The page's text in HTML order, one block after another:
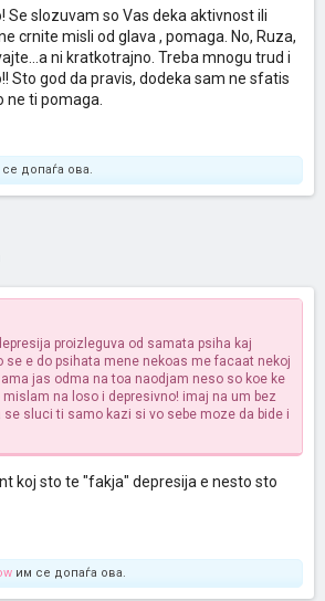
motiv koj ke vi pomogne da se izborite da
momenti od zivotot.Sekogas ima i podobro
sreka i pozdrav.
Se slozuvam so Vas deka aktivnost ili
crnite misli od glava , pomaga. No, Ruza,
ni kratkotrajno. Treba mnogu trud i
Sto god da pravis, dodeka sam ne sfatis
ne ti pomaga.
допаѓа ова.
proizleguva od samata psiha kaj
se e do psihata mene nekoas me facaat nekoj
jas odma na toa naodjam neso so koe ke
na loso i depresivno! imaj na um bez
sluci ti samo kazi si vo sebe moze da bide i
koj sto te "fakja" depresija e nesto sto
им се допаѓа ова.